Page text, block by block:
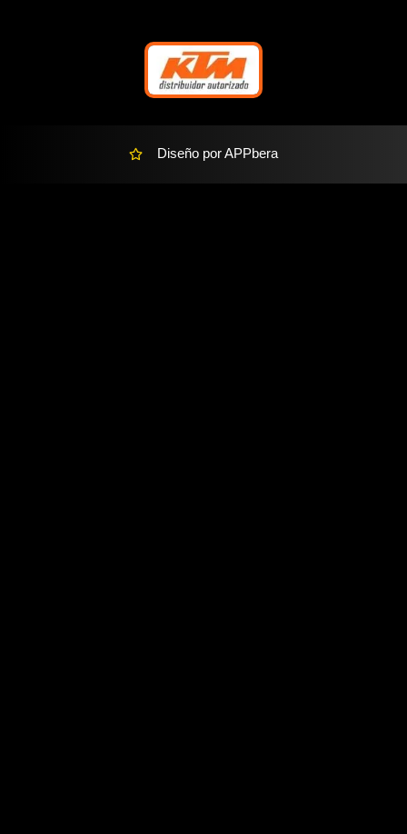
a
Diseño por APPbera